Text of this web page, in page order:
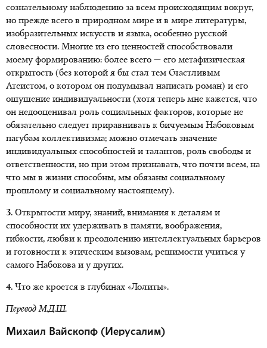
сознательному наблюдению за всем происходящим вокруг,
но прежде всего в природном мире и в мире литературы,
изобразительных искусств и языка, особенно русской
словесности. Многие из его ценностей способствовали
моему формированию: более всего — его метафизическая
открытость (без которой я бы стал тем Счастливым
Атеистом, о котором он подумывал написать роман) и его
ощущение индивидуальности (хотя теперь мне кажется, что
он недооценивал роль социальных факторов, которые не
обязательно следует приравнивать к бичуемым Набоковым
пагубам коллективизма; можно отмечать значение
индивидуальных способностей и талантов, роль свободы и
ответственности, но при этом признавать, что почти всем, на
что мы в жизни способны, мы обязаны социальному
прошлому и социальному настоящему).
3. Открытости миру, знаний, внимания к деталям и
способности их удерживать в памяти, воображения,
гибкости, любви к преодолению интеллектуальных барьеров
и готовности к этическим вызовам, решимости учиться у
самого Набокова и у других.
4. Что же кроется в глубинах «Лолиты».
Перевод М.Д.Ш.
Михаил Вайскопф (Иерусалим)